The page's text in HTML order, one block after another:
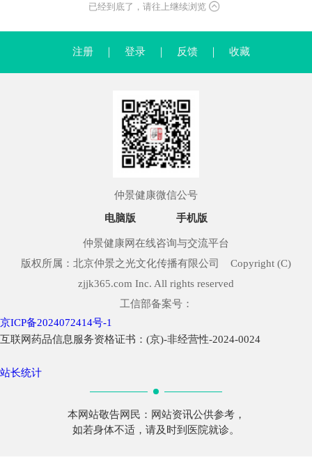
已经到底了，请往上继续浏览
注册 登录 反馈 收藏
仲景健康微信公号
电脑版 手机版
仲景健康网在线咨询与交流平台
版权所属：北京仲景之光文化传播有限公司 Copyright (C)
zjjk365.com Inc. All rights reserved
工信部备案号：
京ICP备2024072414号-1
互联网药品信息服务资格证书：(京)-非经营性-2024-0024
站长统计
本网站敬告网民：网站资讯公供参考，
如若身体不适，请及时到医院就诊。